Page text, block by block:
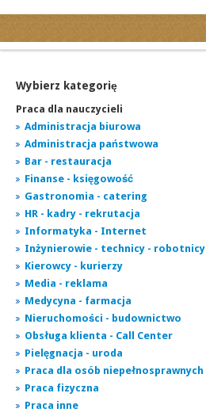
Ogłoszenia motoryzacyjne
Ogłoszenia nieruchomości
Ogłoszenia praca
Ogłoszenia turystyka
Ogłoszenia towarzyskie
Regiony
miasta...
Wybierz kategorię
Praca dla nauczycieli
Administracja biurowa
Administracja państwowa
Bar - restauracja
Finanse - księgowość
Gastronomia - catering
HR - kadry - rekrutacja
Informatyka - Internet
Inżynierowie - technicy - robotnicy
Kierowcy - kurierzy
Media - reklama
Medycyna - farmacja
Nieruchomości - budownictwo
Obsługa klienta - Call Center
Pielęgnacja - uroda
Praca dla osób niepełnosprawnych
Praca fizyczna
Praca inne